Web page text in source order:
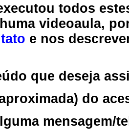
todos
videoaula,
e nos
que deseja
do
mensagem/